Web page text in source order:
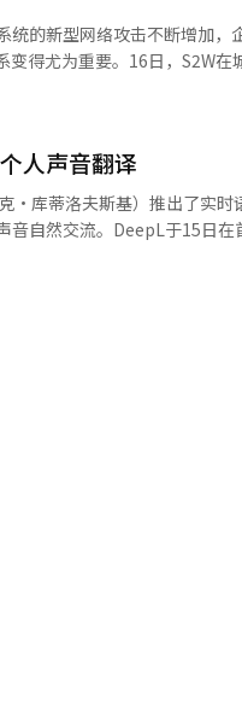
统的新型网络攻击不断增加，
得尤为重要。16日，S2W在
研讨会，向客户分享了AI安全
型的响应逻辑获取系统内部
索增强生成（RAG）知识库
传递隐藏命令以诱导API调
身份，用于绕过生物认证或
用各种提示工程技术绕过AI
使验证系统失效。在AI环境
御模型的判断逻辑和认知结
人声音翻译
·库蒂洛夫斯基）推出了实时
自然交流。DeepL于15日在
语音对语音”。选择韩国作
系统会即时翻译成韩语语音
育场景的解决方案。“对话语
群组对话”功能，支持多人互